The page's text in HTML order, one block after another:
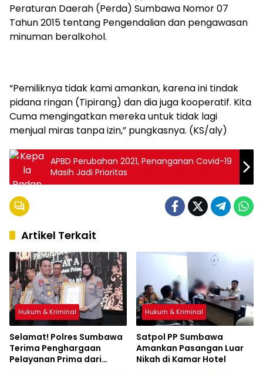
Peraturan Daerah (Perda) Sumbawa Nomor 07
Tahun 2015 tentang Pengendalian dan pengawasan
minuman beralkohol.
“Pemiliknya tidak kami amankan, karena ini tindak
pidana ringan (Tipirang) dan dia juga kooperatif. Kita
Cuma mengingatkan mereka untuk tidak lagi
menjual miras tanpa izin,” pungkasnya. (KS/aly)
APBD Perubahan 2021, Penanganan Covid-19
Masih Jadi Prioritas
Artikel Terkait
Hukum & Kriminal
Selamat! Polres Sumbawa
Terima Penghargaan
Pelayanan Prima dari
Hukum & Kriminal
Satpol PP Sumbawa
Amankan Pasangan Luar
Nikah di Kamar Hotel